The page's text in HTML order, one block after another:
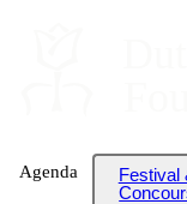
Agenda
Festival